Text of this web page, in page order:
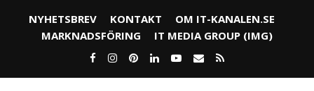
NYHETSBREV KONTAKT
OM IT-KANALEN.SE
MARKNADSFÖRING
IT MEDIA GROUP (IMG)